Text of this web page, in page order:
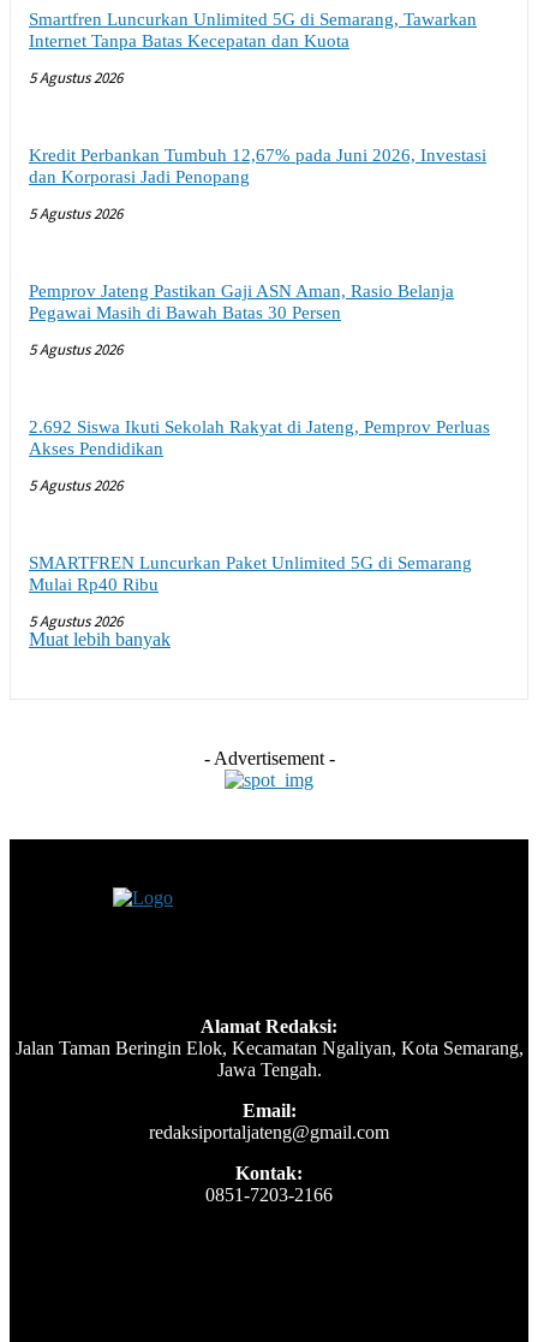
Smartfren Luncurkan Unlimited 5G di Semarang, Tawarkan
Internet Tanpa Batas Kecepatan dan Kuota
5 Agustus 2026
Kredit Perbankan Tumbuh 12,67% pada Juni 2026, Investasi
dan Korporasi Jadi Penopang
5 Agustus 2026
Pemprov Jateng Pastikan Gaji ASN Aman, Rasio Belanja
Pegawai Masih di Bawah Batas 30 Persen
5 Agustus 2026
2.692 Siswa Ikuti Sekolah Rakyat di Jateng, Pemprov Perluas
Akses Pendidikan
5 Agustus 2026
SMARTFREN Luncurkan Paket Unlimited 5G di Semarang
Mulai Rp40 Ribu
5 Agustus 2026
Muat lebih banyak
- Advertisement -
Alamat Redaksi:
Jalan Taman Beringin Elok, Kecamatan Ngaliyan, Kota Semarang,
Jawa Tengah.
Email:
redaksiportaljateng@gmail.com
Kontak:
0851-7203-2166